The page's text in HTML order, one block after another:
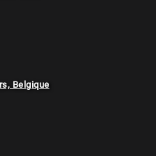
Belgique